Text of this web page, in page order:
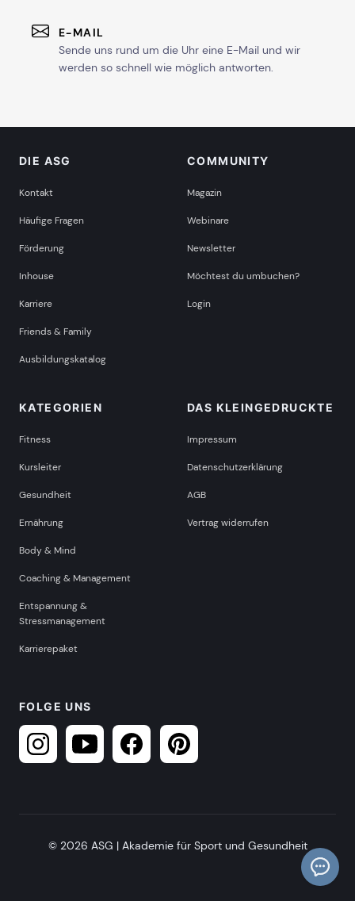
E-MAIL
Sende uns rund um die Uhr eine E-Mail und wir
werden so schnell wie möglich antworten.
DIE ASG
Kontakt
Häufige Fragen
Förderung
Inhouse
Karriere
Friends & Family
Ausbildungskatalog
COMMUNITY
Magazin
Webinare
Newsletter
Möchtest du umbuchen?
Login
KATEGORIEN
Fitness
Kursleiter
Gesundheit
Ernährung
Body & Mind
Coaching & Management
Entspannung &
Stressmanagement
Karrierepaket
DAS KLEINGEDRUCKTE
Impressum
Datenschutzerklärung
AGB
Vertrag widerrufen
FOLGE UNS
© 2026 ASG | Akademie für Sport und Gesundheit